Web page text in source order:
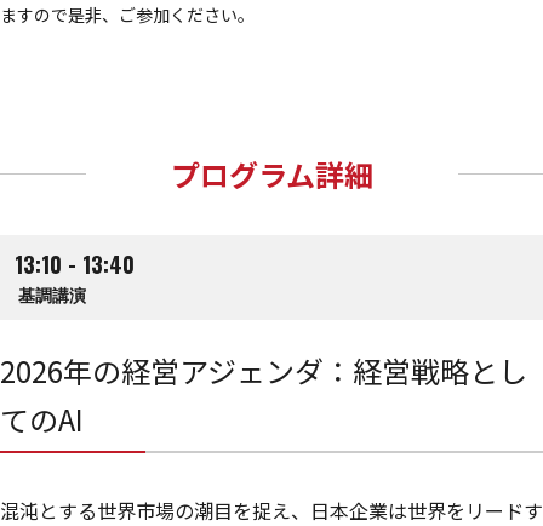
ますので是非、ご参加ください。
プログラム詳細
13:10 - 13:40
基調講演
2026年の経営アジェンダ：経営戦略とし
てのAI
混沌とする世界市場の潮目を捉え、日本企業は世界をリードす